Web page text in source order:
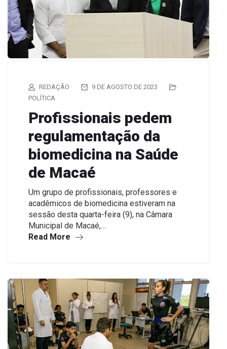
REDAÇÃO
9 DE AGOSTO DE 2023
POLÍTICA
Profissionais pedem
regulamentação da
biomedicina na Saúde
de Macaé
Um grupo de profissionais, professores e
acadêmicos de biomedicina estiveram na
sessão desta quarta-feira (9), na Câmara
Municipal de Macaé,…
Read More